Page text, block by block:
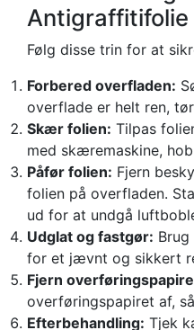
Antigraffitifolie
Følg disse trin for at
Forbered overfladen:
overflade er helt ren,
Skær folien: Tilpas
med skæremaskine,
Påfør folien: Fjern
folien på overfladen.
ud for at undgå
Udglat og fastgør:
for et jævnt og sikkert
Fjern
overføringspapiret af,
Efterbehandling: Tjek